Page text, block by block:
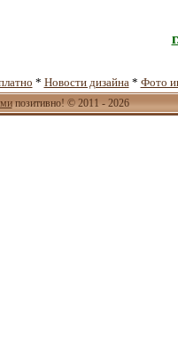
* Новости дизайна* Фото
позитивно! © 2011 - 2026